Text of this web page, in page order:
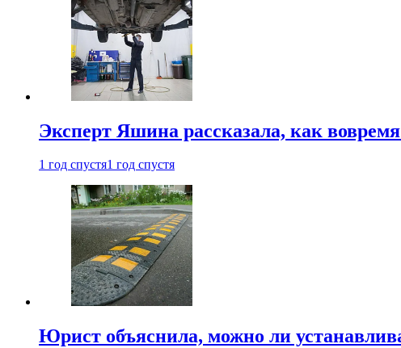
Эксперт Яшина рассказала, как
1 год спустя1 год спустя
Юрист объяснила, можно ли